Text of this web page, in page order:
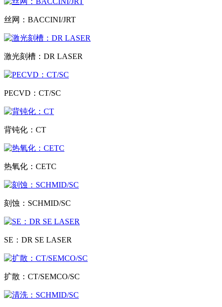
丝网：BACCINI/JRT
激光刻槽：DR LASER
PECVD：CT/SC
背钝化：CT
热氧化：CETC
刻蚀：SCHMID/SC
SE：DR SE LASER
扩散：CT/SEMCO/SC